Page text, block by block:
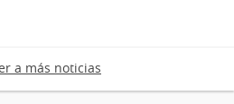
a más noticias